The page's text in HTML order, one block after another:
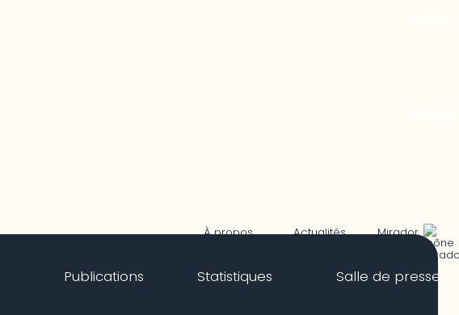
À propos Actualités Mirador
Publications Statistiques Salle de presse